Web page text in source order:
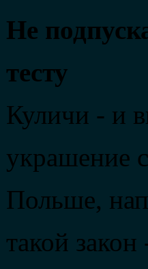
Не
тесту
Куличи - и
украшение
Польше,
такой